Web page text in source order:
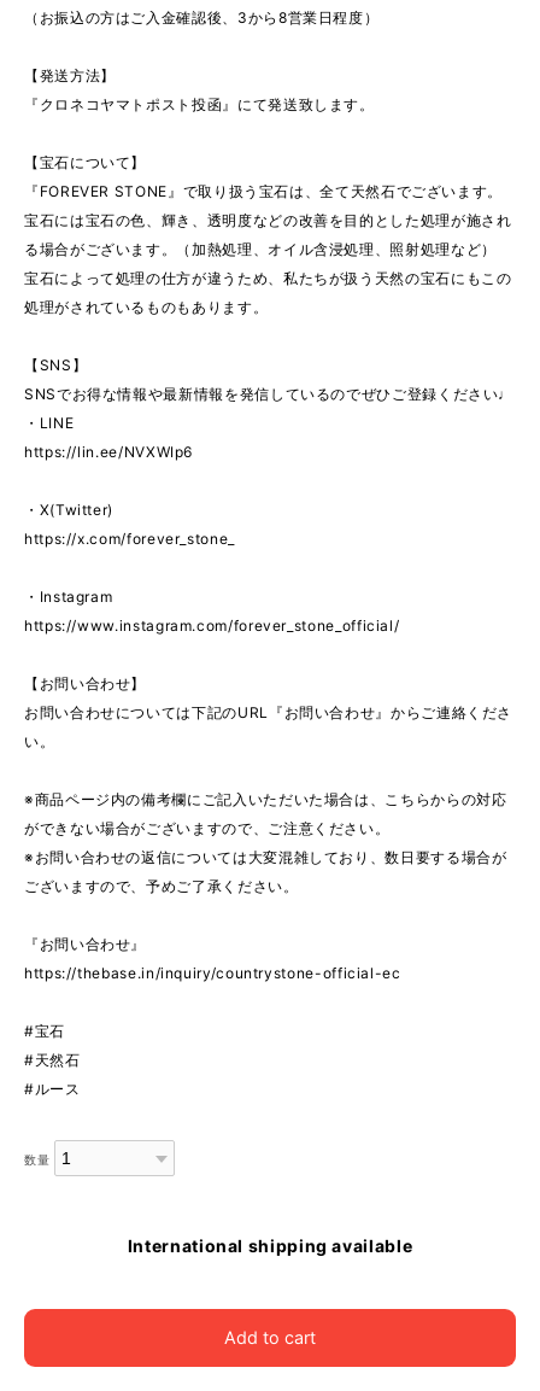
（お振込の方はご入金確認後、3から8営業日程度）
【発送方法】
『クロネコヤマトポスト投函』にて発送致します。
【宝石について】
『FOREVER STONE』で取り扱う宝石は、全て天然石でございます。
宝石には宝石の色、輝き、透明度などの改善を目的とした処理が施され
る場合がございます。（加熱処理、オイル含浸処理、照射処理など）
宝石によって処理の仕方が違うため、私たちが扱う天然の宝石にもこの
処理がされているものもあります。
【SNS】
SNSでお得な情報や最新情報を発信しているのでぜひご登録ください♩
・LINE
https://lin.ee/NVXWIp6
・X(Twitter)
https://x.com/forever_stone_
・Instagram
https://www.instagram.com/forever_stone_official/
【お問い合わせ】
お問い合わせについては下記のURL『お問い合わせ』からご連絡くださ
い。
※商品ページ内の備考欄にご記入いただいた場合は、こちらからの対応
ができない場合がございますので、ご注意ください。
※お問い合わせの返信については大変混雑しており、数日要する場合が
ございますので、予めご了承ください。
『お問い合わせ』
https://thebase.in/inquiry/countrystone-official-ec
#宝石
#天然石
#ルース
数量
International shipping available
Add to cart